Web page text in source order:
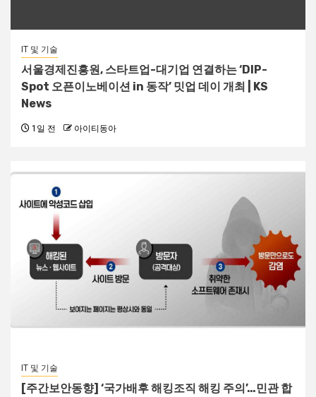
IT 및 기술
서울경제진흥원, 스타트업-대기업 연결하는 ‘DIP-
Spot 오픈이노베이션 in 동작’ 밋업 데이 개최 | KS
News
1일 전 아이티동아
IT 및 기술
[주간보안동향] ‘국가배후 해킹조직 해킹 주의’…민관 합